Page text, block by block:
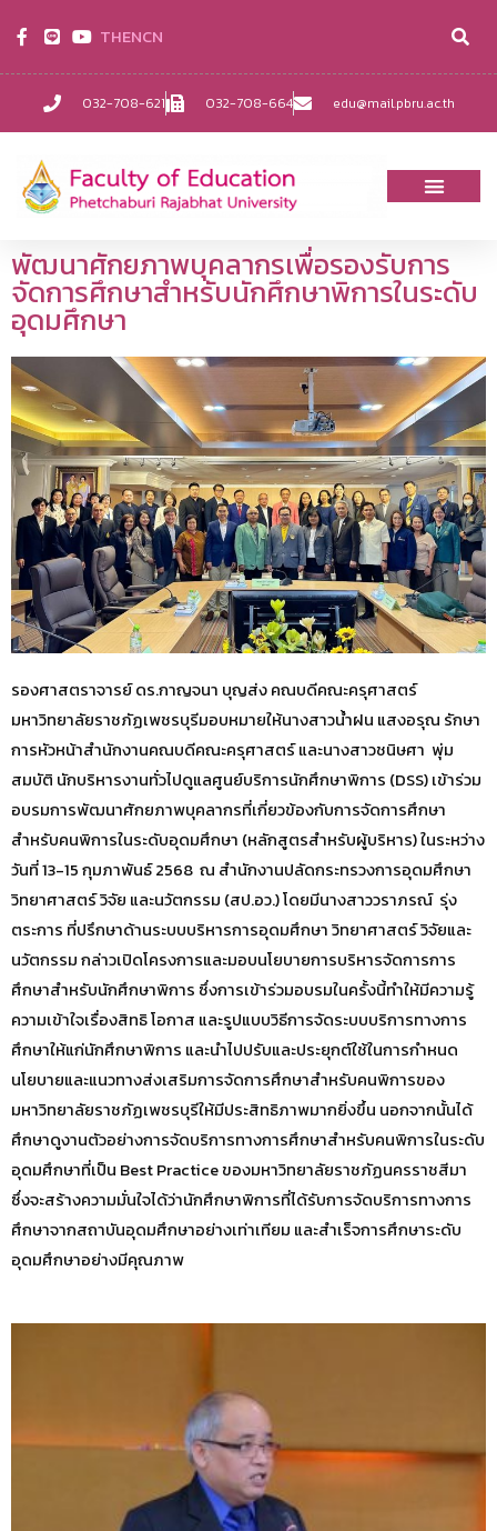
032-708-621 032-708-664 edu@mail.pbru.ac.th
THENCN
พัฒนาศักยภาพบุคลากรเพื่อรองรับการ
จัดการศึกษาสำหรับนักศึกษาพิการในระดับ
อุดมศึกษา
รองศาสตราจารย์ ดร.กาญจนา บุญส่ง คณบดีคณะครุศาสตร์
มหาวิทยาลัยราชภัฏเพชรบุรีมอบหมายให้นางสาวน้ำฝน แสงอรุณ รักษา
การหัวหน้าสำนักงานคณบดีคณะครุศาสตร์ และนางสาวชนิษศา พุ่ม
สมบัติ นักบริหารงานทั่วไปดูแลศูนย์บริการนักศึกษาพิการ (DSS) เข้าร่วม
อบรมการพัฒนาศักยภาพบุคลากรที่เกี่ยวข้องกับการจัดการศึกษา
สำหรับคนพิการในระดับอุดมศึกษา (หลักสูตรสำหรับผู้บริหาร) ในระหว่าง
วันที่ 13-15 กุมภาพันธ์ 2568 ณ สำนักงานปลัดกระทรวงการอุดมศึกษา
วิทยาศาสตร์ วิจัย และนวัตกรรม (สป.อว.) โดยมีนางสาววราภรณ์ รุ่ง
ตระการ ที่ปรึกษาด้านระบบบริหารการอุดมศึกษา วิทยาศาสตร์ วิจัยและ
นวัตกรรม กล่าวเปิดโครงการและมอบนโยบายการบริหารจัดการการ
ศึกษาสำหรับนักศึกษาพิการ ซึ่งการเข้าร่วมอบรมในครั้งนี้ทำให้มีความรู้
ความเข้าใจเรื่องสิทธิ โอกาส และรูปแบบวิธีการจัดระบบบริการทางการ
ศึกษาให้แก่นักศึกษาพิการ และนำไปปรับและประยุกต์ใช้ในการกำหนด
นโยบายและแนวทางส่งเสริมการจัดการศึกษาสำหรับคนพิการของ
มหาวิทยาลัยราชภัฏเพชรบุรีให้มีประสิทธิภาพมากยิ่งขึ้น นอกจากนั้นได้
ศึกษาดูงานตัวอย่างการจัดบริการทางการศึกษาสำหรับคนพิการในระดับ
อุดมศึกษาที่เป็น Best Practice ของมหาวิทยาลัยราชภัฏนครราชสีมา
ซึ่งจะสร้างความมั่นใจได้ว่านักศึกษาพิการที่ได้รับการจัดบริการทางการ
ศึกษาจากสถาบันอุดมศึกษาอย่างเท่าเทียม และสำเร็จการศึกษาระดับ
อุดมศึกษาอย่างมีคุณภาพ